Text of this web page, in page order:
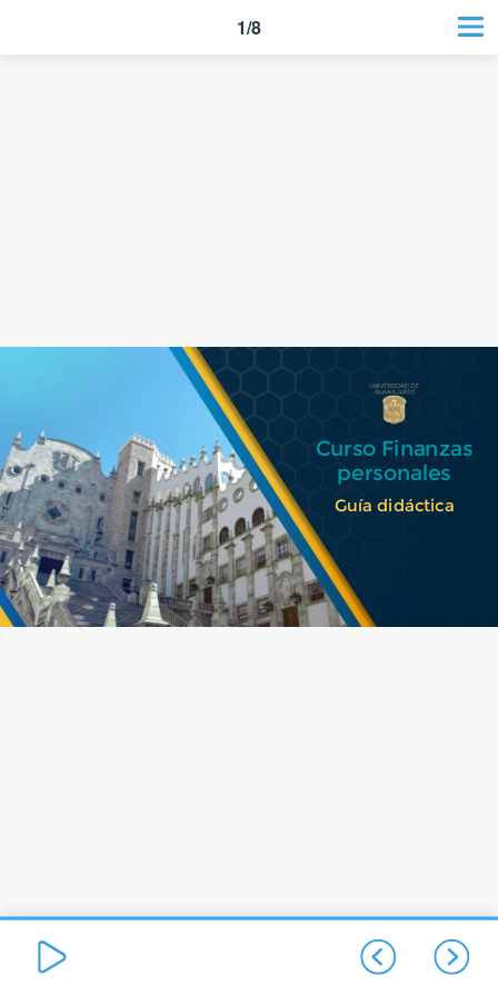
Curso Finanzas
personales
Guía didáctica
1/8